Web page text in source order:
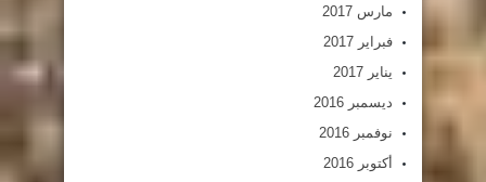
مارس 2017
فبراير 2017
يناير 2017
ديسمبر 2016
نوفمبر 2016
أكتوبر 2016